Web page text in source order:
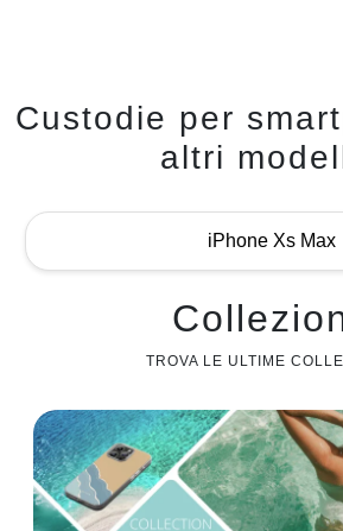
Custodie per
altri
iPhone Xs Max
TROVA LE ULTIME